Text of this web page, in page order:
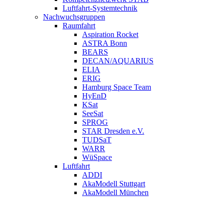
Luftfahrt-Systemtechnik
Nachwuchsgruppen
Raumfahrt
Aspiration Rocket
ASTRA Bonn
BEARS
DECAN/AQUARIUS
ELIA
ERIG
Hamburg Space Team
HyEnD
KSat
SeeSat
SPROG
STAR Dresden e.V.
TUDSaT
WARR
WüSpace
Luftfahrt
ADDI
AkaModell Stuttgart
AkaModell München